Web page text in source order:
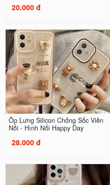
20.000 đ
Ốp Lưng Silicon Chống Sốc Viền
Nổi - Hình Nổi Happy Day
28.000 đ